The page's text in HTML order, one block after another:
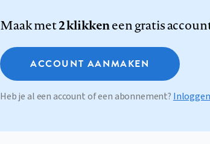
Maak met2 klikkeneen gratis
ACCOUNT AANMAKEN
Heb je al een account of een abonnement? Inloggen